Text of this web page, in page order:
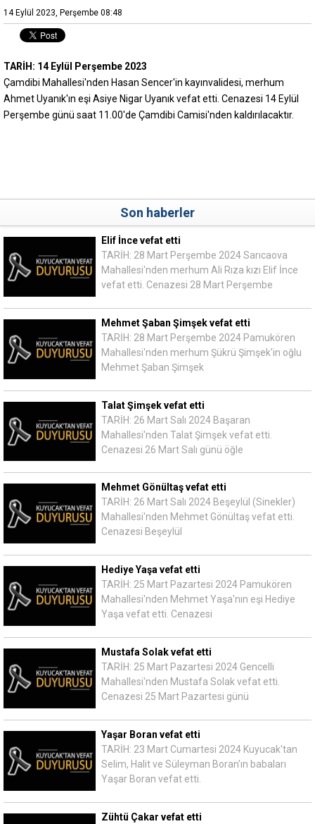
14 Eylül 2023, Perşembe 08:48
TARİH: 14 Eylül Perşembe 2023
Çamdibi Mahallesi'nden Hasan Sencer'in kayınvalidesi, merhum
Ahmet Uyanık'ın eşi Asiye Nigar Uyanık vefat etti. Cenazesi 14 Eylül
Perşembe günü saat 11.00'de Çamdibi Camisi'nden kaldırılacaktır.
Son haberler
Elif İnce vefat etti
TARİH: 28 Mart Perşembe 2024 Sarıcaova
Mahallesi'nden merhum Ali Rıza kızı Elif İnce
vefat etti. Cenazesi 28 Mart Perşembe
Mehmet Şaban Şimşek vefat etti
TARİH: 28 Mart Perşembe 2024 Pamukören
Mahallesi'nden merhum Şükrü Şimşek'in oğlu
Mehmet Şaban Şimşek
Talat Şimşek vefat etti
TARİH: 26 Mart Salı 2024 Başaran
Mahallesi'nden Talat Şimşek vefat etti.
Cenazesi 26 Mart Salı günü öğle
Mehmet Gönültaş vefat etti
TARİH: 26 Mart Salı 2024 Beşeylül (Sinekler)
Mahallesi'nden Mehmet Gönültaş vefat etti.
Cenazesi Beşeylül
Hediye Yaşa vefat etti
TARİH: 25 Mart Pazartesi 2024 Pamukören
Mahallesi'nden Mehmet Yaşa'nın eşi Hediye
Yaşa vefat etti. Cenazesi
Mustafa Solak vefat etti
TARİH: 25 Mart Pazartesi 2024 Gencelli
Mahallesi'nden Mustafa Solak vefat etti.
Cenazesi 25 Mart Pazartesi günü
Yaşar Boran vefat etti
TARİH: 23 Mart Cumartesi 2024 Kuyucak'tan
Selim, Halit ve Süleyman Boran'ın babaları
Yaşar Boran vefat etti.
Zühtü Çakar vefat etti